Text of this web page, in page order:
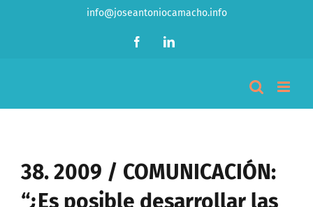
info@joseantoniocamacho.info
FacebookLinkedIn
38. 2009 / COMUNICACIÓN:
“¿Es posible desarrollar las